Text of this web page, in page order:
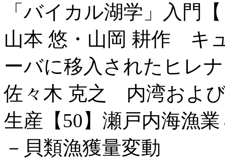
「バイカル湖学」入門
山本 悠・山岡 耕作 キ
ーバに移入されたヒレ
佐々木 克之 内湾およ
生産【50】瀬戸内海漁
－貝類漁獲量変動